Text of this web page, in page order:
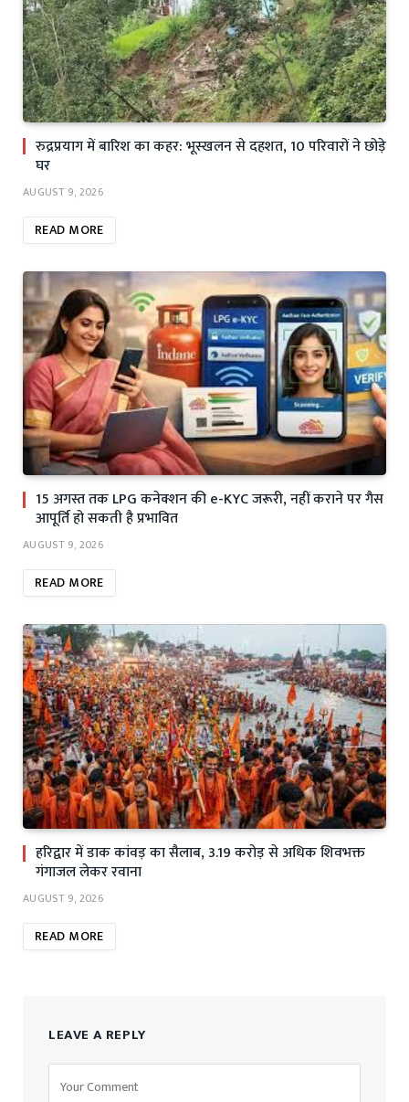
रुद्रप्रयाग में बारिश का कहर: भूस्खलन से दहशत, 10 परिवारों ने छोड़े
घर
AUGUST 9, 2026
READ MORE
15 अगस्त तक LPG कनेक्शन की e-KYC जरूरी, नहीं कराने पर गैस
आपूर्ति हो सकती है प्रभावित
AUGUST 9, 2026
READ MORE
हरिद्वार में डाक कांवड़ का सैलाब, 3.19 करोड़ से अधिक शिवभक्त
गंगाजल लेकर रवाना
AUGUST 9, 2026
READ MORE
LEAVE A REPLY